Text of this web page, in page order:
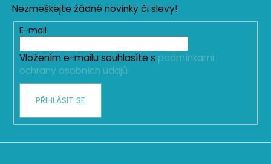
a
c
í
p
r
ý
p
Nezmeškejte žádné novinky či slevy!
E-mail
Vložením e-mailu souhlasíte s podmínkami
ochrany osobních údajů
PŘIHLÁSIT SE